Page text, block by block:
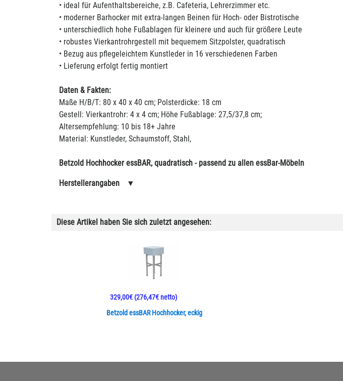
• ideal für Aufenthaltsbereiche, z.B. Cafeteria, Lehrerzimmer etc.
• moderner Barhocker mit extra-langen Beinen für Hoch- oder Bistrotische
• unterschiedlich hohe Fußablagen für kleinere und auch für größere Leute
• robustes Vierkantrohrgestell mit bequemem Sitzpolster, quadratisch
• Bezug aus pflegeleichtem Kunstleder in 16 verschiedenen Farben
• Lieferung erfolgt fertig montiert
Daten & Fakten:
Maße H/B/T: 80 x 40 x 40 cm; Polsterdicke: 18 cm
Gestell: Vierkantrohr: 4 x 4 cm; Höhe Fußablage: 27,5/37,8 cm;
Altersempfehlung: 10 bis 18+ Jahre
Material: Kunstleder, Schaumstoff, Stahl,
Betzold Hochhocker essBAR, quadratisch - passend zu allen essBar-Möbeln
Herstellerangaben ▼
Diese Artikel haben Sie sich zuletzt angesehen:
Betzold essBAR Hochhocker, eckig
329,00€(276,47€ netto)